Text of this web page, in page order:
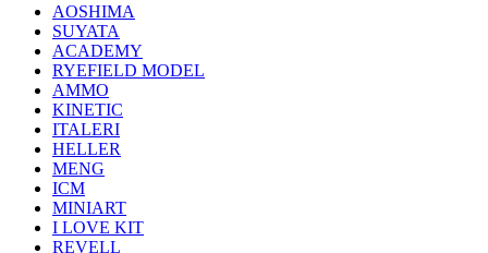
AOSHIMA
SUYATA
ACADEMY
RYEFIELD MODEL
AMMO
KINETIC
ITALERI
HELLER
MENG
ICM
MINIART
I LOVE KIT
REVELL